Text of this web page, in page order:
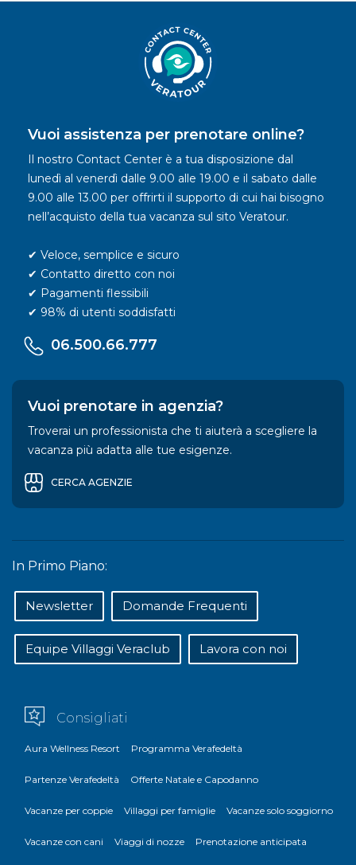
Vuoi assistenza per prenotare online?
Il nostro Contact Center è a tua disposizione dal
lunedì al venerdì dalle 9.00 alle 19.00 e il sabato dalle
9.00 alle 13.00 per offrirti il supporto di cui hai bisogno
nell’acquisto della tua vacanza sul sito Veratour.
✔ Veloce, semplice e sicuro
✔ Contatto diretto con noi
✔ Pagamenti flessibili
✔ 98% di utenti soddisfatti
06.500.66.777
Vuoi prenotare in agenzia?
Troverai un professionista che ti aiuterà a scegliere la
vacanza più adatta alle tue esigenze.
CERCA AGENZIE
In Primo Piano:
Newsletter Domande Frequenti
Equipe Villaggi Veraclub Lavora con noi
Consigliati
Aura Wellness Resort Programma Verafedeltà
Partenze Verafedeltà Offerte Natale e Capodanno
Vacanze per coppie Villaggi per famiglie Vacanze solo soggiorno
Vacanze con cani Viaggi di nozze Prenotazione anticipata